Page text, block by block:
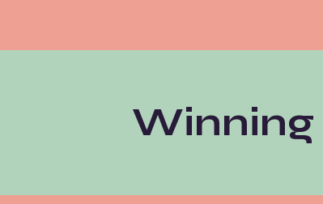
Winning